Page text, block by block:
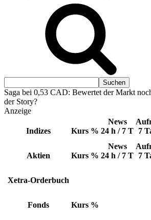
Saga bei 0,53 CAD: Bewertet der Markt
der Story?
Anzeige
Indizes Kurs %
News
24 h / 7 T 7
Aktien Kurs %
News
24 h / 7 T 7
Xetra-Orderbuch
Fonds Kurs %